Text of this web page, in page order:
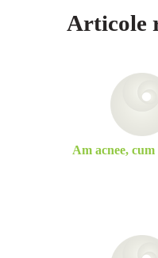
Articole
Am acnee, cum